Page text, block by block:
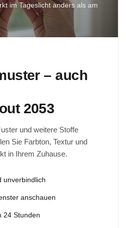
im Tageslicht anders als am
– auch
2053
und weitere Stoffe
Sie Farbton, Textur und
in Ihrem Zuhause.
unverbindlich
anschauen
24 Stunden